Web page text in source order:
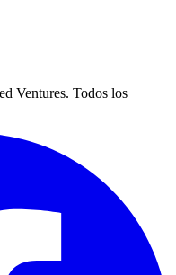
Ventures. Todos los